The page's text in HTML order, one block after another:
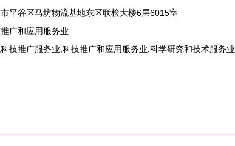
平谷区马坊物流基地东区联检大楼6层6015室
广和应用服务业
技推广服务业,科技推广和应用服务业,科学研究和技术服务业